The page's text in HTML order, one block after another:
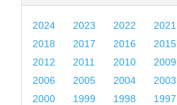
2024 2023 2022 2021
2018
2017 2016 2015
2012
2011 2010 2009
2006
2005 2004 2003
2000
1999 1998 1997